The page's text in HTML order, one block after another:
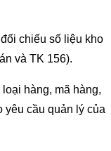
chiếu số liệu kho
và TK 156).
hàng, mã hàng,
cầu quản lý của